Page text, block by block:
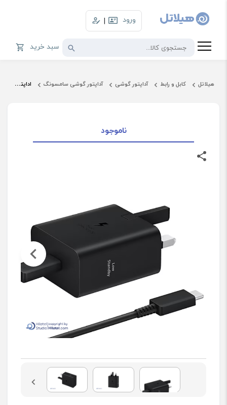
ورود |
سبد خرید
هیلاتل کابل و رابط آداپتور گوشی آداپتور گوشی سامسونگ اداپتور 45 وات 3 پین همراه با کابل سامسونگ مدل EP-T4511
ناموجود